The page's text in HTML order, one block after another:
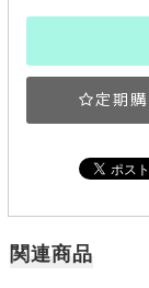
定期
関連商品